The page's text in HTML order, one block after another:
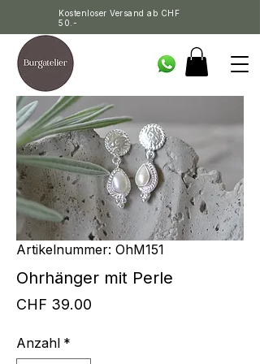
Kostenloser Versand ab CHF
50.-
Artikelnummer: OhM151
Ohrhänger mit Perle
CHF 39.00
Anzahl *